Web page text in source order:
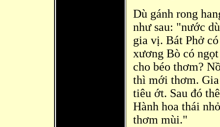
Dù gánh rong
như sau: "nước
gia vị. Bát Phở
xương Bò có
cho béo thơm?
thì mới thơm.
tiêu ớt. Sau đó
Hành hoa thái
thơm mùi."